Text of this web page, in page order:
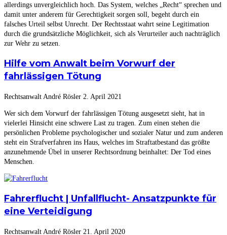
allerdings unvergleichlich hoch. Das System, welches „Recht“ sprechen und
damit unter anderem für Gerechtigkeit sorgen soll, begeht durch ein
falsches Urteil selbst Unrecht. Der Rechtsstaat wahrt seine Legitimation
durch die grundsätzliche Möglichkeit, sich als Verurteiler auch nachträglich
zur Wehr zu setzen.
Hilfe vom Anwalt beim Vorwurf der
fahrlässigen Tötung
Rechtsanwalt André Rösler 2. April 2021
Wer sich dem Vorwurf der fahrlässigen Tötung ausgesetzt sieht, hat in
vielerlei Hinsicht eine schwere Last zu tragen. Zum einen stehen die
persönlichen Probleme psychologischer und sozialer Natur und zum anderen
steht ein Strafverfahren ins Haus, welches im Straftatbestand das größte
anzunehmende Übel in unserer Rechtsordnung beinhaltet: Der Tod eines
Menschen.
Fahrerflucht | Unfallflucht- Ansatzpunkte für
eine Verteidigung
Rechtsanwalt André Rösler 21. April 2020